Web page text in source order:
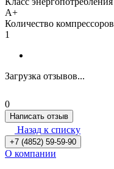
A+
Количество компрессоров
1
Загрузка отзывов...
0
Написать отзыв
Назад к списку
+7 (4852) 59-59-90
О компании